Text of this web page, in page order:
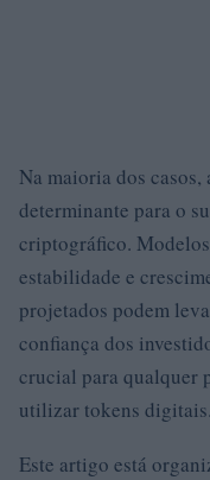
Na maioria dos
determinante para o
criptográfico.
estabilidade e
projetados podem
confiança dos
crucial para qualquer
utilizar tokens digitais.
Este artigo está